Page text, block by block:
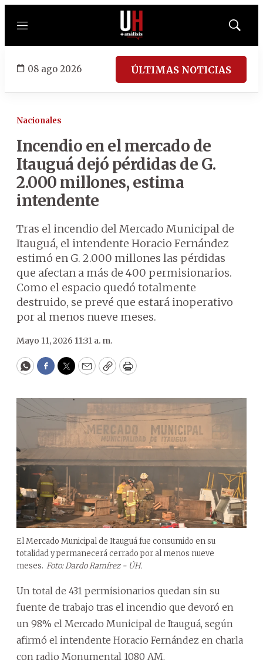
Menú
Mostrar
08 ago 2026 ÚLTIMAS NOTICIAS
Nacionales
Incendio en el mercado de
Itauguá dejó pérdidas de G.
2.000 millones, estima
intendente
Tras el incendio del Mercado Municipal de
Itauguá, el intendente Horacio Fernández
estimó en G. 2.000 millones las pérdidas
que afectan a más de 400 permisionarios.
Como el espacio quedó totalmente
destruido, se prevé que estará inoperativo
por al menos nueve meses.
Mayo 11, 2026 11:31 a. m.
WhatsApp
Facebook
Twitter
EmailCopyPrint
El Mercado Municipal de Itauguá fue consumido en su
totalidad y permanecerá cerrado por al menos nueve
meses. Foto: Dardo Ramírez - ÚH.
Un total de 431 permisionarios quedan sin su
fuente de trabajo tras el incendio que devoró en
un 98% el Mercado Municipal de Itauguá, según
afirmó el intendente Horacio Fernández en charla
con radio Monumental 1080 AM.